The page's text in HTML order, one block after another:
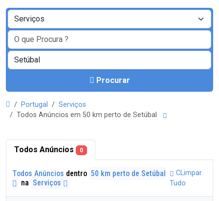
Procurar
Portugal
Serviços
Todos Anúncios em 50 km perto de Setúbal
Todos Anúncios 0
Todos Anúncios dentro 50 km perto de Setúbal
na Serviços
CLimpar
Tudo